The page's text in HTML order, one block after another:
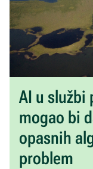
AI u službi
mogao bi
opasnih
problem